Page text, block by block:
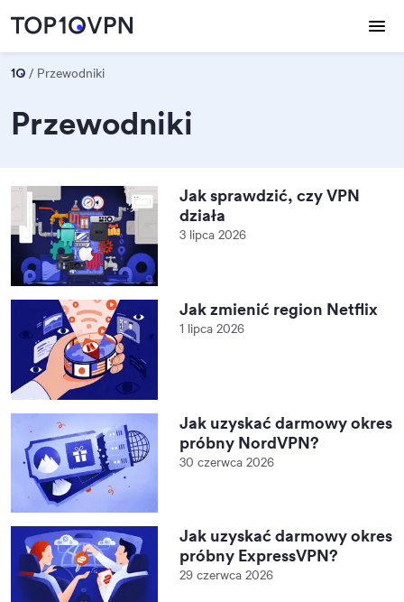
Przewodniki
Przewodniki
Jak sprawdzić, czy VPN
działa
3 lipca 2026
Jak zmienić region Netflix
1 lipca 2026
Jak uzyskać darmowy okres
próbny NordVPN?
30 czerwca 2026
Jak uzyskać darmowy okres
próbny ExpressVPN?
29 czerwca 2026